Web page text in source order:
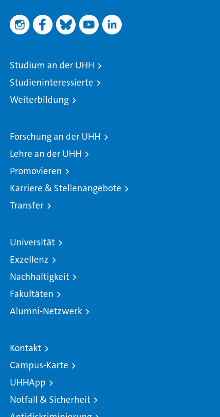
Studium an der UHH
Studieninteressierte
Weiterbildung
Forschung an der UHH
Lehre an der UHH
Promovieren
Karriere & Stellenangebote
Transfer
Universität
Exzellenz
Nachhaltigkeit
Fakultäten
Alumni-Netzwerk
Kontakt
Campus-Karte
UHHApp
Notfall & Sicherheit